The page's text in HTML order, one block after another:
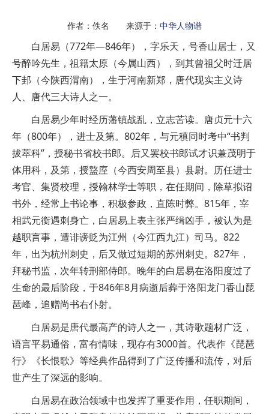
作者：佚名 来源于： 中华人物谱
白居易（772年—846年），字乐天，号香山居士，又
号醉吟先生，祖籍太原（今属山西），到其曾祖父时迁居
下邽（今陕西渭南），生于河南新郑，唐代现实主义诗
人、唐代三大诗人之一。
白居易少年时经历藩镇战乱，立志苦读。唐贞元十六
年（800年），进士及第。802年，与元稹同时考中“书判
拔萃科”，授秘书省校书郎。后又罢校书郎试才识兼茂明于
体用科，及第，授盩庢（今西安周至县）县尉。历任进士
考官、集贤校理，授翰林学士等职，在任期间，除草拟诏
书外，经常上书论事，积极参政，直陈时弊。815年，宰
相武元衡遇刺身亡，白居易上表主张严缉凶手，被认为是
越职言事，遭诽谤贬为江州（今江西九江）司马。822
年，出为杭州刺史，后又做过短期的苏州刺史。827年，
拜秘书监，次年转刑部侍郎。晚年的白居易在洛阳度过了
生命的最后阶段，于846年8月病逝后葬于洛阳龙门香山琵
琶峰，追赠尚书右仆射。
白居易是唐代最高产的诗人之一，其诗歌题材广泛，
语言平易通俗，富有情味，现存有3000首。代表作《琵琶
行》《长恨歌》等经典作品得到了广泛传播和流传，对后
世产生了深远的影响。
白居易在政治领域中也发挥了重要作用，任职期间，